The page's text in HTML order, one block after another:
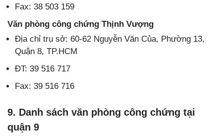
Fax: 38 503 159
Văn phòng công chứng Thịnh Vượng
Địa chỉ trụ sở: 60-62 Nguyễn Văn Của, Phường 13,
Quận 8, TP.HCM
ĐT: 39 516 717
Fax: 39 516 716
9. Danh sách văn phòng công chứng tại
quận 9